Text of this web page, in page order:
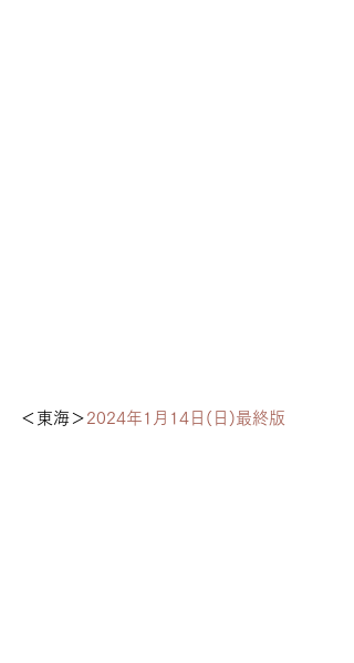
＜東海＞ 2024年1月14日(日)最終版